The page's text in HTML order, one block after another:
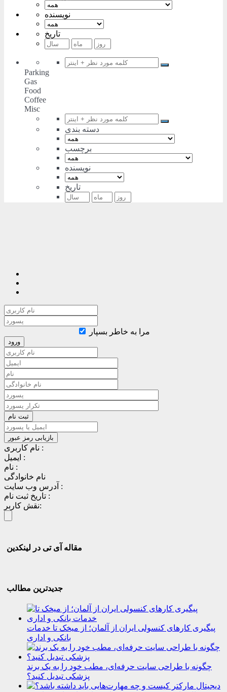
نویسنده
تاریخ
Parking
Gas
Food
Coffee
Misc
دسته بندی
برچسب
نویسنده
تاریخ
مرا به خاطر بسپار
نام کاربری :
ایمیل :
نام :
نام خانوادگی
آدرس وب سایت :
تاریخ ثبت نام :
نقش کاربر:
مقاله آی تی در لینکدین
جدیدترین مطالب
پیگیری کارهای کنسولی ایران از آلمان؛ از میخک تا خدمات
بانکی و اداری
چگونه با طراحی سایت حرفه‌ای، مطب خود را به یک برند
پزشکی تبدیل کنید؟